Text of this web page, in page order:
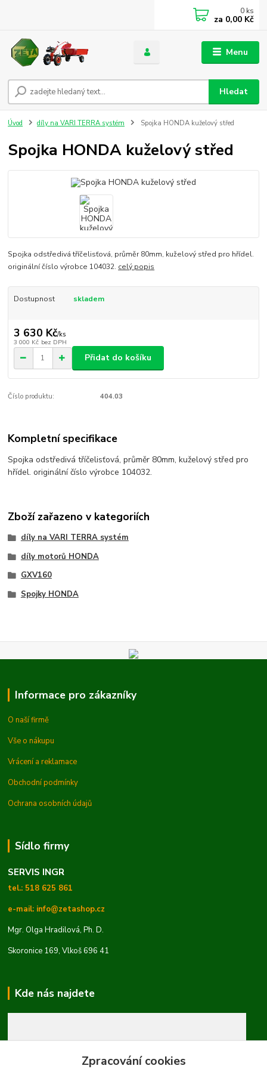
Menu
Hledat
0 ks
za 0,00 Kč
Úvod díly na VARI TERRA systém Spojka HONDA kuželový střed
Spojka HONDA kuželový střed
Spojka odstředivá tříčelisťová, průměr 80mm, kuželový střed pro hřídel.
originální číslo výrobce 104032. celý popis
Dostupnost skladem
3 630 Kč/ks
3 000 Kč bez DPH
Přidat do košíku
Číslo produktu: 404.03
Kompletní specifikace
Spojka odstředivá tříčelisťová, průměr 80mm, kuželový střed pro
hřídel. originální číslo výrobce 104032.
Zboží zařazeno v kategoriích
díly na VARI TERRA systém
díly motorů HONDA
GXV160
Spojky HONDA
Informace pro zákazníky
O naší firmě
Vše o nákupu
Vrácení a reklamace
Obchodní podmínky
Ochrana osobních údajů
Sídlo firmy
SERVIS INGR
tel.: 518 625 861
e-mail: info@zetashop.cz
Mgr. Olga Hradilová, Ph. D.
Skoronice 169, Vlkoš 696 41
Kde nás najdete
Zpracování cookies